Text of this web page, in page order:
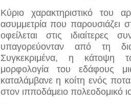
Κύριο χαρακτηριστικό του
ασυμμετρία που παρουσιάζει
οφείλεται στις ιδιαίτερες
υπαγορεύονταν από τη
Συγκεκριμένα, η κάτοψη
μορφολογία του εδάφους
καταλάμβανε η κοίτη ενός
στον ιπποδάμειο πολεοδομικό